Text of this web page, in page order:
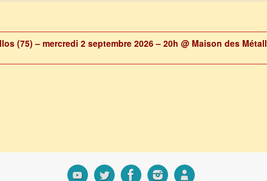
(75) – mercredi 2 septembre 2026 – 20h@ Maison des